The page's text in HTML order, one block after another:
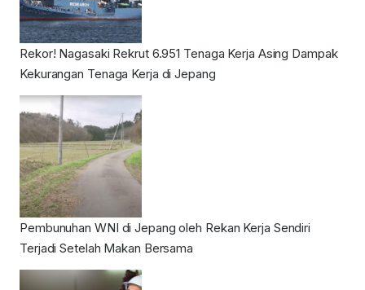
Rekor! Nagasaki Rekrut 6.951 Tenaga Kerja Asing Dampak
Kekurangan Tenaga Kerja di Jepang
Pembunuhan WNI di Jepang oleh Rekan Kerja Sendiri
Terjadi Setelah Makan Bersama